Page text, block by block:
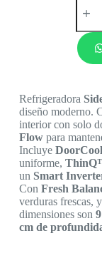
Refrigeradora
diseño moderno.
interior con solo
Flowpara
Incluye
uniforme,
un Smart
Con Fresh
verduras frescas,
dimensiones son
cm de